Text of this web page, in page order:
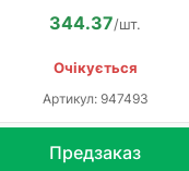
344.37/шт.
Очікується
Артикул: 947493
Предзаказ